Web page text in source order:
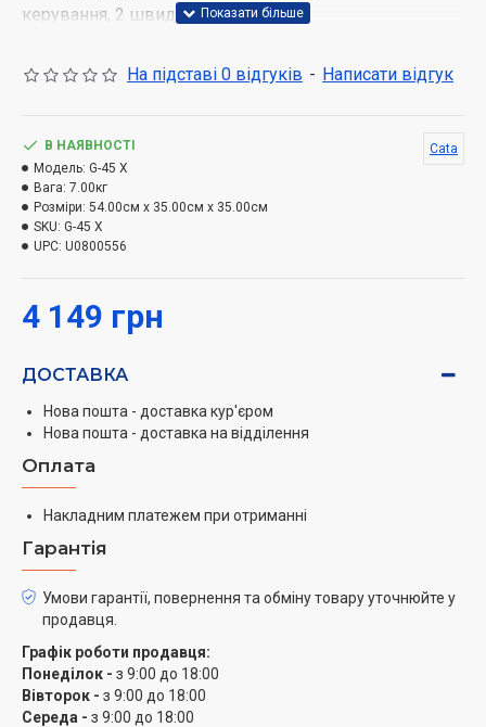
керування, 2 швидкості
посудомийній машині або під проточною водою
На підставі 0 відгуків - Написати відгук
4 149 грн
В НАЯВНОСТІ
Модель: G-45 X
Вага: 7.00кг
Розміри: 54.00см x 35.00см x 35.00см
SKU: G-45 X
UPC: U0800556
Cata
ДОСТАВКА
Нова пошта - доставка кур'єром
Нова пошта - доставка на відділення
Оплата
Накладним платежем при отриманні
Гарантія
Умови гарантії, повернення та обміну товару уточнюйте у
продавця.
Графік роботи продавця:
Понеділок - з 9:00 до 18:00
Вівторок - з 9:00 до 18:00
Середа - з 9:00 до 18:00